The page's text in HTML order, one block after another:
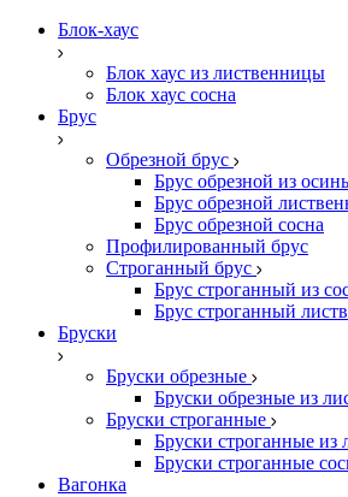
Блок-хаус
Блок хаус из лиственницы
Блок хаус сосна
Брус
Обрезной брус
Брус обрезной из
Брус обрезной
Брус обрезной сосна
Профилированный брус
Строганный брус
Брус строганный из
Брус строганный
Бруски
Бруски обрезные
Бруски обрезные из
Бруски строганные
Бруски строганные из
Бруски строганные
Вагонка